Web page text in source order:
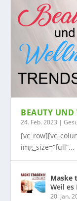
BEAUTY UND
24. Feb. 2023 |
img_size=“full“...
Maske
Weil
20. Jan.